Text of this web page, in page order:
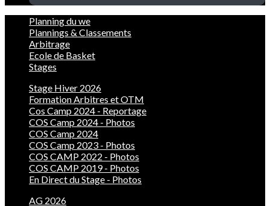
Planning du we
Plannings & Classements
Arbitrage
Ecole de Basket
Stages
Stage Hiver 2026
Formation Arbitres et OTM
Cos Camp 2024 - Reportage
COS Camp 2024 - Photos
COS Camp 2024
COS Camp 2023 - Photos
COS CAMP 2022 - Photos
COS CAMP 2019 - Photos
En Direct du Stage - Photos
AG 2026